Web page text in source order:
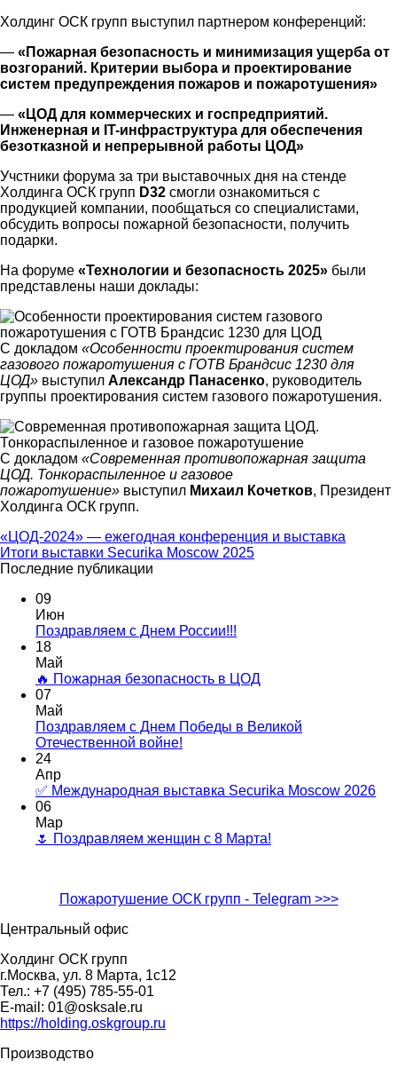
Холдинг ОСК групп выступил партнером конференций:
— «Пожарная безопасность и минимизация ущерба от
возгораний. Критерии выбора и проектирование
систем предупреждения пожаров и пожаротушения»
— «ЦОД для коммерческих и госпредприятий.
Инженерная и IT-инфраструктура для обеспечения
безотказной и непрерывной работы ЦОД»
Учстники форума за три выставочных дня на стенде
Холдинга ОСК групп D32 смогли ознакомиться с
продукцией компании, пообщаться со специалистами,
обсудить вопросы пожарной безопасности, получить
подарки.
На форуме «Технологии и безопасность 2025» были
представлены наши доклады:
С докладом «Особенности проектирования систем
газового пожаротушения с ГОТВ Брандсис 1230 для
ЦОД» выступил Александр Панасенко, руководитель
группы проектирования систем газового пожаротушения.
С докладом «Современная противопожарная защита
ЦОД. Тонкораспыленное и газовое
пожаротушение» выступил Михаил Кочетков, Президент
Холдинга ОСК групп.
«ЦОД-2024» — ежегодная конференция и выставка
Итоги выставки Securika Moscow 2025
Последние публикации
09
Июн
Поздравляем с Днем России!!!
18
Май
🔥 Пожарная безопасность в ЦОД
07
Май
Поздравляем с Днем Победы в Великой
Отечественной войне!
24
Апр
✅ Международная выставка Securika Moscow 2026
06
Мар
🌷 Поздравляем женщин с 8 Марта!
Пожаротушение ОСК групп - Telegram >>>
Центральный офис
Холдинг ОСК групп
г.Москва, ул. 8 Марта, 1с12
Тел.: +7 (495) 785-55-01
E-mail: 01@osksale.ru
https://holding.oskgroup.ru
Производство